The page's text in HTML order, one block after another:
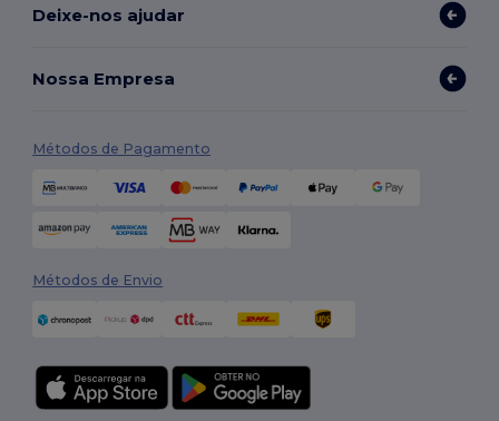
Deixe-nos ajudar
Nossa Empresa
Métodos de Pagamento
Métodos de Envio